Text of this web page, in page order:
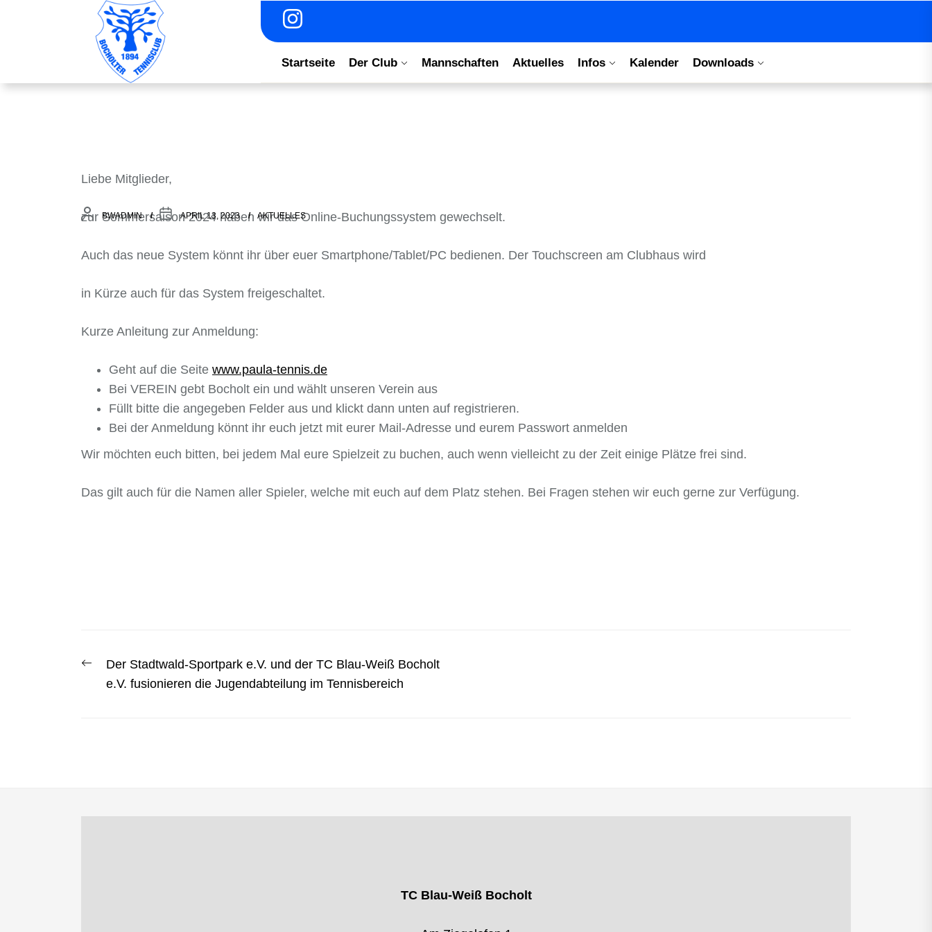
Startseite Der Club Mannschaften Aktuelles Infos Kalender Downloads
BWADMIN APRIL 13, 2023 AKTUELLES
Liebe Mitglieder,
zur Sommersaison 2024 haben wir das Online-Buchungssystem gewechselt.
Auch das neue System könnt ihr über euer Smartphone/Tablet/PC bedienen. Der Touchscreen am Clubhaus wird
in Kürze auch für das System freigeschaltet.
Kurze Anleitung zur Anmeldung:
Geht auf die Seite www.paula-tennis.de
Bei VEREIN gebt Bocholt ein und wählt unseren Verein aus
Füllt bitte die angegeben Felder aus und klickt dann unten auf registrieren.
Bei der Anmeldung könnt ihr euch jetzt mit eurer Mail-Adresse und eurem Passwort anmelden
Wir möchten euch bitten, bei jedem Mal eure Spielzeit zu buchen, auch wenn vielleicht zu der Zeit einige Plätze frei sind.
Das gilt auch für die Namen aller Spieler, welche mit euch auf dem Platz stehen. Bei Fragen stehen wir euch gerne zur Verfügung.
Beitragsnavigation
Previous
post:
Der Stadtwald-Sportpark e.V. und der TC Blau-Weiß Bocholt
e.V. fusionieren die Jugendabteilung im Tennisbereich
TC Blau-Weiß Bocholt